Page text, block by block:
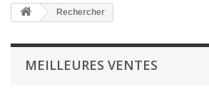
Rechercher
MEILLEURES VENTES